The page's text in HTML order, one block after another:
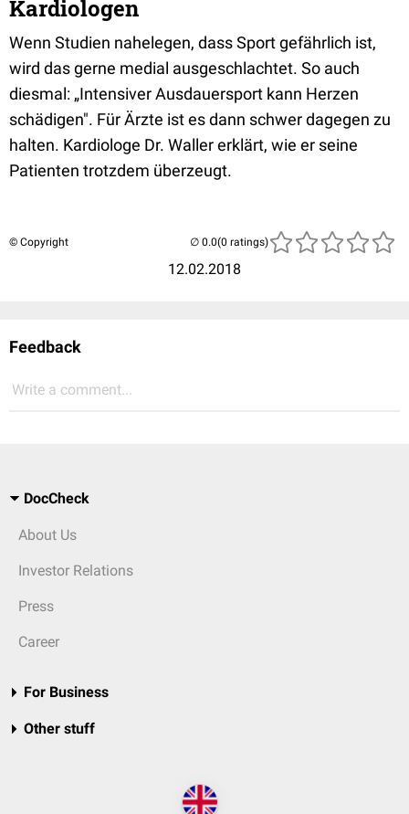
Kardiologen
Wenn Studien nahelegen, dass Sport gefährlich ist,
wird das gerne medial ausgeschlachtet. So auch
diesmal: „Intensiver Ausdauersport kann Herzen
schädigen". Für Ärzte ist es dann schwer dagegen zu
halten. Kardiologe Dr. Waller erklärt, wie er seine
Patienten trotzdem überzeugt.
© Copyright
12.02.2018
(0 ratings)
Feedback
Write a comment...
DocCheck
About Us
Investor Relations
Press
Career
For Business
Other stuff